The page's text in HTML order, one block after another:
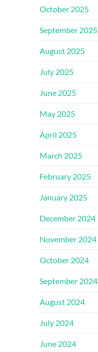
October 2025
September 2025
August 2025
July 2025
June 2025
May 2025
April 2025
March 2025
February 2025
January 2025
December 2024
November 2024
October 2024
September 2024
August 2024
July 2024
June 2024